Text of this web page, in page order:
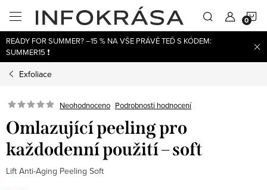
obsah
READY FOR SUMMER? –15 % NA VŠE PRÁVĚ TEĎ S KÓDEM:
SUMMER15 ❗
Exfoliace
Neohodnoceno Podrobnosti hodnocení
Omlazující peeling pro
každodenní použití – soft
Lift Anti-Aging Peeling Soft